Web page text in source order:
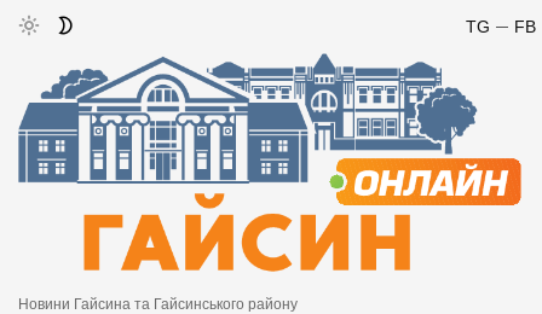
FB
TG
Новини Гайсина та Гайсинського району